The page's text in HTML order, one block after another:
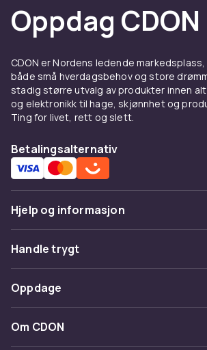
Oppdag CDON
CDON er Nordens ledende
både små hverdagsbehov og store
stadig større utvalg av produkter innen
og elektronikk til hage, skjønnhet og
Ting for livet, rett og slett.
Betalingsalternativ
Hjelp og informasjon
Vanlige spørsmål
Spor pakke
Angre & returner her
Kontakt oss
Handle trygt
Betaling
Levering
Oppdage
Kategorier
Om CDON